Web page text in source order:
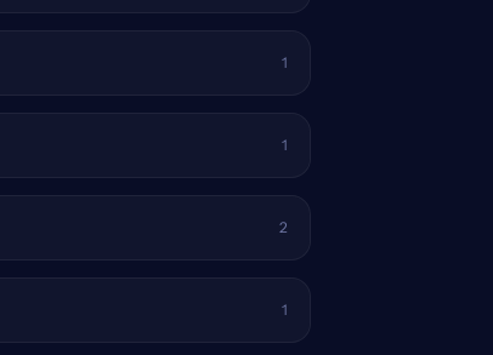
1
1
2
1